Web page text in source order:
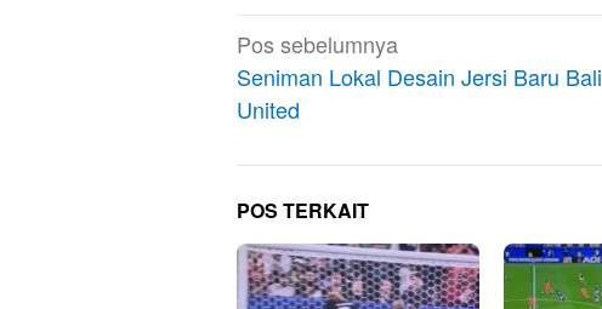
Navigasi
pos
Pos sebelumnya
Seniman Lokal Desain Jersi Baru Bali
United
POS TERKAIT